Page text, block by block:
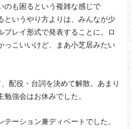
のも困るという複雑な感じで
というやり方よりは、みんなが少
プレイ形式で発表することに。ロ
っこいいけど、まあ小芝居みたい
配役・台詞を決めて解散。あまり
強会はお休みでした。
ーション兼ディベートでした。